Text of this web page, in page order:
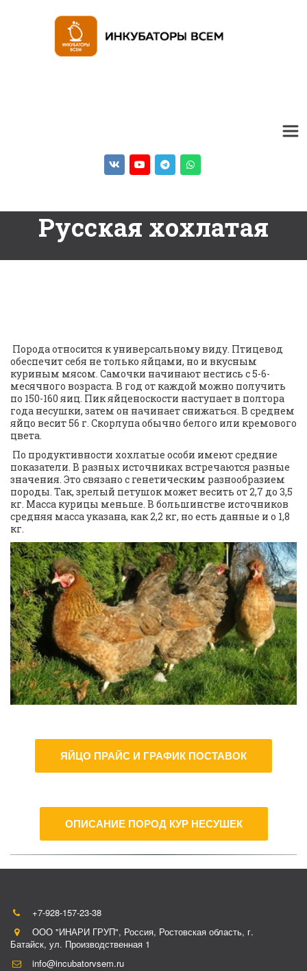
Русская хохлатая
обеспечит себя не только яйцами, но и вкусным
куриным мясом. Самочки начинают нестись с 5-6-
месячного возраста. В год от каждой можно получить
по 150-160 яиц. Пик яйценоскости наступает в полтора
года несушки, затем он начинает снижаться. В среднем
яйцо весит 56 г. Скорлупа обычно белого или кремового
цвета.
показатели. В разных источниках встречаются разные
значения. Это связано с генетическим разнообразием
породы. Так, зрелый петушок может весить от 2,7 до 3,5
кг. Масса курицы меньше. В большинстве источников
средняя масса указана, как 2,2 кг, но есть данные и о 1,8
кг.
ЯЙЦО ПРАЙС И ГРАФИК ПОСТАВОК
ОПИСАНИЕ ПОРОД КУР НЕСУШЕК
+7-928-157-23-38
ООО "ИНАРИ ГРУП", Россия, Ростовская область, г.
Батайск, ул. Производственная 1
info@incubatorvsem.ru